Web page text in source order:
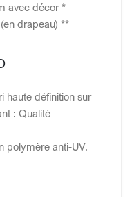
avec décor *
drapeau) **
haute définition sur
: Qualité
polymère anti-UV.